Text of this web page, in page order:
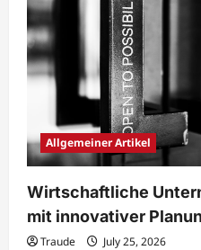
Allgemeiner Artikel
Wirtschaftliche
mit innovativer
Traude July 25, 2026